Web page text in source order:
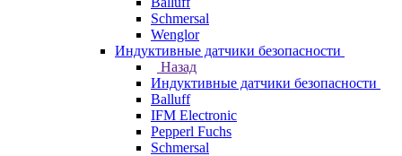
Schmersal
Wenglor
Индуктивные датчики безопасности
Назад
Индуктивные датчики безопасности
Balluff
IFM Electronic
Pepperl Fuchs
Schmersal